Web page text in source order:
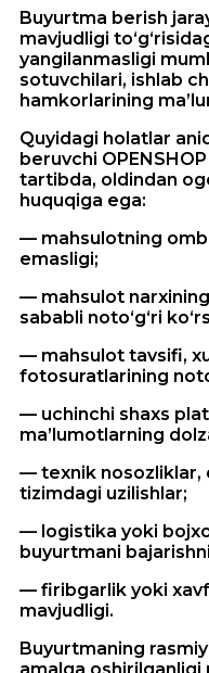
Buyurtma berish
mavjudligi
yangilanmasligi
sotuvchilari, ishlab
hamkorlarining
Quyidagi holatlar
beruvchi
tartibda, oldindan
huquqiga ega:
— mahsulotning
emasligi;
— mahsulot
sababli noto‘g‘ri
— mahsulot tavsifi,
fotosuratlarining
— uchinchi shaxs
ma’lumotlarning
— texnik nosozliklar,
tizimdagi uzilishlar;
— logistika yoki
buyurtmani
— firibgarlik yoki
mavjudligi.
Buyurtmaning